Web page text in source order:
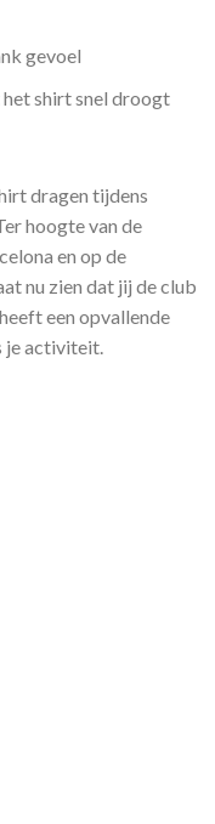
gevoel
shirt snel droogt
dragen tijdens
hoogte van de
en op de
nu zien dat jij de club
een opvallende
je activiteit.